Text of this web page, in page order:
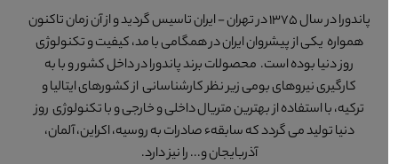
پاندورا در سال 1375 در تهران - ایران تاسیس گردید و از آن زمان تاکنون
همواره یکی از پیشروان ایران در همگامی با مد، کیفیت و تکنولوژی
روز دنیا بوده است. محصولات برند پاندورا در داخل کشور و با به
کارگیری نیروهای بومی زیر نظر کارشناسانی از کشورهای ایتالیا و
ترکیه، با استفاده از بهترین متریال داخلی و خارجی و با تکنولوژی روز
دنیا تولید می گردد که سابقهء صادرات به روسیه، اکراین، آلمان،
آذربایجان و... را نیز دارد.